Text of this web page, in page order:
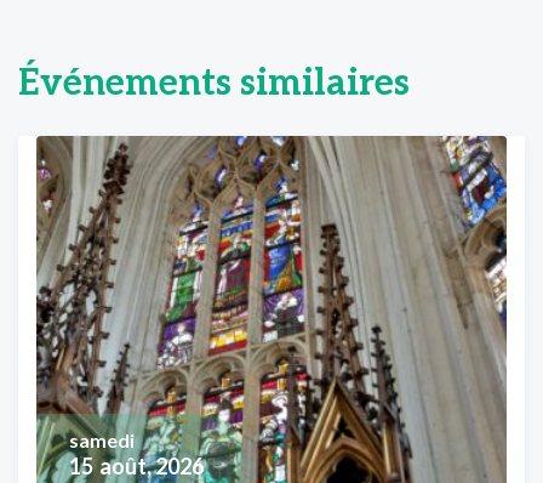
Événements similaires
15 août, 2026
samedi